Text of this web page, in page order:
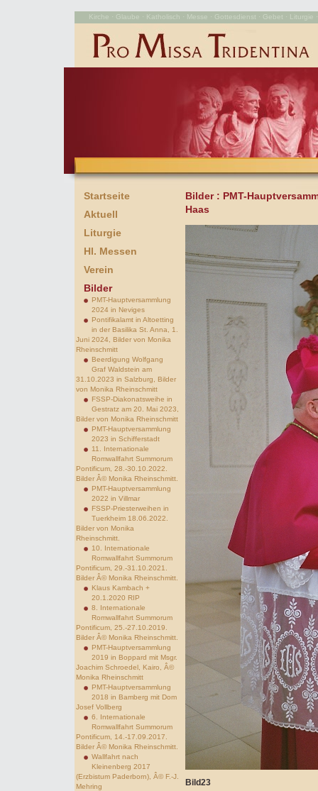
Kirche · Glaube · Katholisch · Messe · Gottesdienst · Gebet ·
Startseite
Aktuell
Liturgie
Hl. Messen
Verein
Bilder
PMT-Hauptversammlung
2024 in Neviges
Pontifikalamt in Altoetting
in der Basilika St. Anna, 1.
Juni 2024, Bilder von Monika
Rheinschmitt
Beerdigung Wolfgang
Graf Waldstein am
31.10.2023 in Salzburg, Bilder
von Monika Rheinschmitt
FSSP-Diakonatsweihe in
Gestratz am 20. Mai 2023,
Bilder von Monika Rheinschmitt
PMT-Hauptversammlung
2023 in Schifferstadt
11. Internationale
Romwallfahrt Summorum
Pontificum, 28.-30.10.2022.
Bilder Â© Monika Rheinschmitt.
PMT-Hauptversammlung
2022 in Villmar
FSSP-Priesterweihen in
Tuerkheim 18.06.2022.
Bilder von Monika
Rheinschmitt.
10. Internationale
Romwallfahrt Summorum
Pontificum, 29.-31.10.2021.
Bilder Â© Monika Rheinschmitt.
Klaus Kambach +
20.1.2020 RIP
8. Internationale
Romwallfahrt Summorum
Pontificum, 25.-27.10.2019.
Bilder Â© Monika Rheinschmitt.
PMT-Hauptversammlung
2019 in Boppard mit Msgr.
Joachim Schroedel, Kairo, Â©
Monika Rheinschmitt
PMT-Hauptversammlung
2018 in Bamberg mit Dom
Josef Vollberg
6. Internationale
Romwallfahrt Summorum
Pontificum, 14.-17.09.2017.
Bilder Â© Monika Rheinschmitt.
Wallfahrt nach
Kleinenberg 2017
(Erzbistum Paderborn), Â© F.-J.
Mehring
Bilder : PMT-
Haas
Bild23